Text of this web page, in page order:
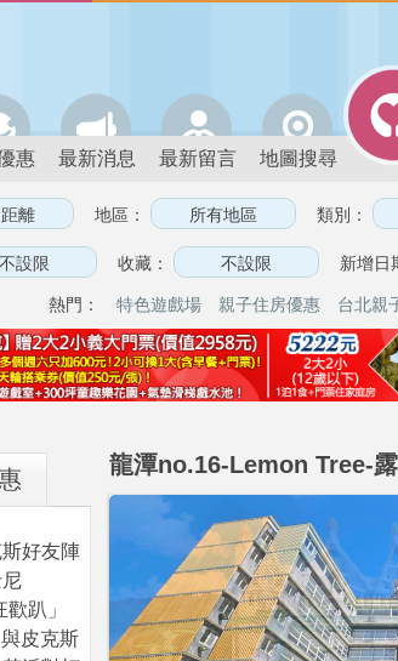
惠 最新消息 最新留言 地圖搜尋
地區： 類別：
收藏： 新增日
熱門： 特色遊戲場 親子住房優惠 台北親
好友陣
歡趴」
皮克斯
龍潭no.16-Lemon Tree-